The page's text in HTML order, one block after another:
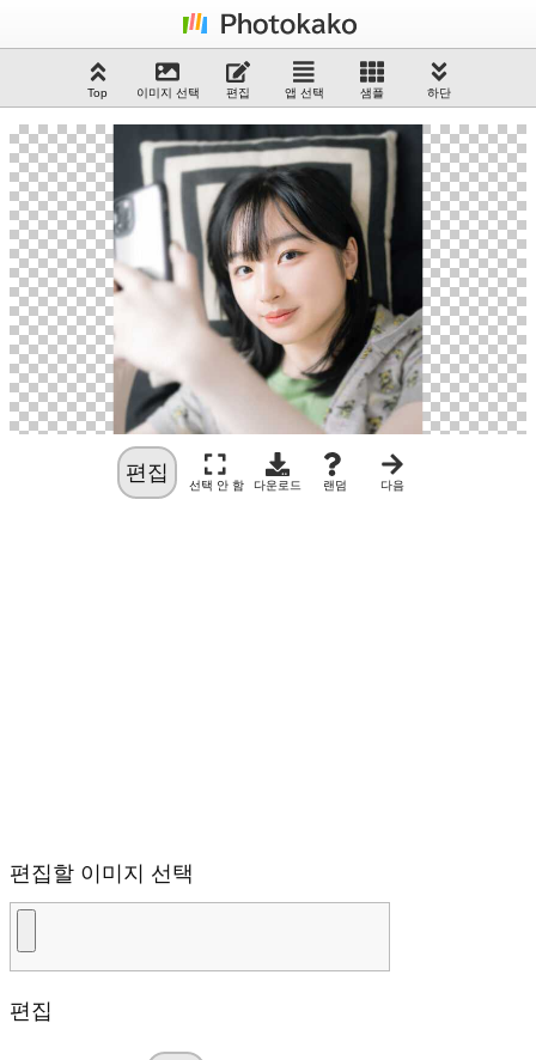
Top 이미지 선택 편집 앱 선택 샘플 하단
편집 선택 안 함 다운로드 랜덤 다음
편집할 이미지 선택
편집